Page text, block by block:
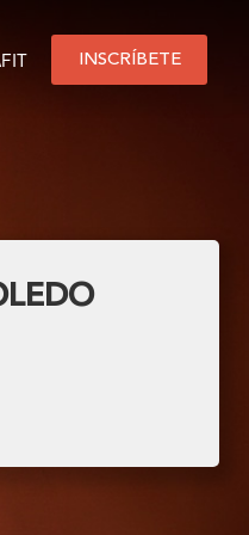
INSCRÍBETE